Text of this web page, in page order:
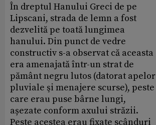
În dreptul Hanului Greci de pe
Lipscani, strada de lemn a fost
dezvelită pe toată lungimea
hanului. Din punct de vedre
constructiv s-a observat că aceasta
era amenajată într-un strat de
pământ negru lutos (datorat apelor
pluviale şi menajere scurse), peste
care erau puse bârne lungi,
așezate conform axului străzii.
Peste acestea erau fixate scânduri